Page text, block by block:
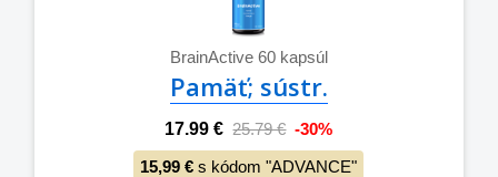
BrainActive 60 kapsúl
Pamäť; sústr.
17.99 € 25.79 € -30%
15,99 € s kódom "ADVANCE"